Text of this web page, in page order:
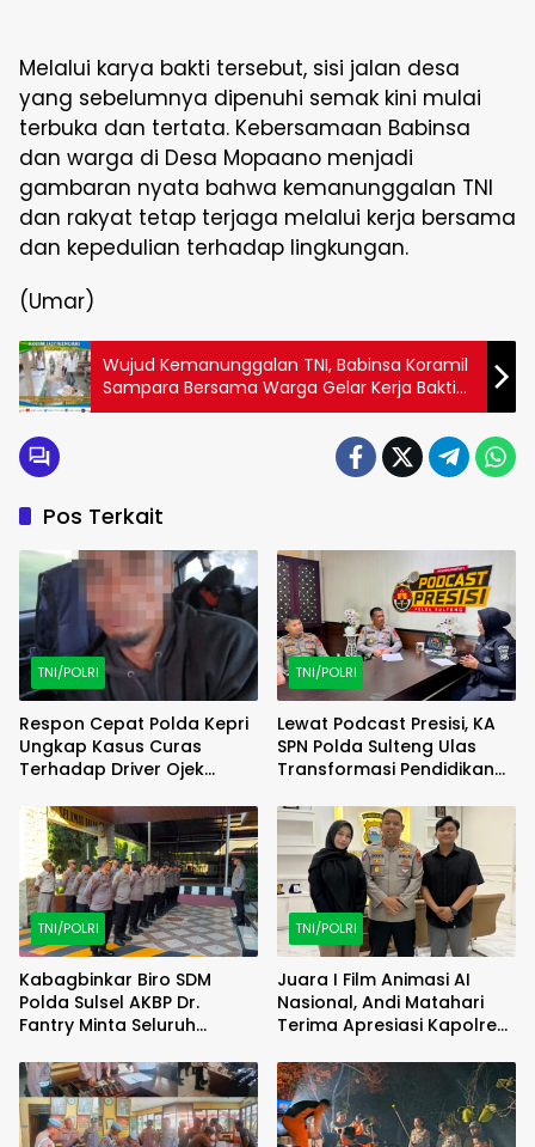
Melalui karya bakti tersebut, sisi jalan desa
yang sebelumnya dipenuhi semak kini mulai
terbuka dan tertata. Kebersamaan Babinsa
dan warga di Desa Mopaano menjadi
gambaran nyata bahwa kemanunggalan TNI
dan rakyat tetap terjaga melalui kerja bersama
dan kepedulian terhadap lingkungan.
(Umar)
Wujud Kemanunggalan TNI, Babinsa Koramil
Sampara Bersama Warga Gelar Kerja Bakti
Bersihkan Pasar Tradisional di Konawe
Pos Terkait
TNI/POLRI
Respon Cepat Polda Kepri
Ungkap Kasus Curas
Terhadap Driver Ojek
Berhasil Diamankan
TNI/POLRI
Lewat Podcast Presisi, KA
SPN Polda Sulteng Ulas
Transformasi Pendidikan
TNI/POLRI
Kabagbinkar Biro SDM
Polda Sulsel AKBP Dr.
Fantry Minta Seluruh
Debu
TNI/POLRI
Juara I Film Animasi AI
Nasional, Andi Matahari
Terima Apresiasi Kapolres